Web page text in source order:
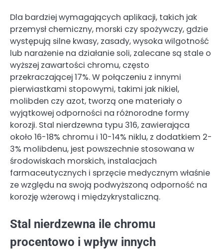
Dla bardziej wymagających aplikacji, takich jak
przemysł chemiczny, morski czy spożywczy, gdzie
występują silne kwasy, zasady, wysoka wilgotność
lub narażenie na działanie soli, zalecane są stale o
wyższej zawartości chromu, często
przekraczającej 17%. W połączeniu z innymi
pierwiastkami stopowymi, takimi jak nikiel,
molibden czy azot, tworzą one materiały o
wyjątkowej odporności na różnorodne formy
korozji. Stal nierdzewna typu 316, zawierająca
około 16-18% chromu i 10-14% niklu, z dodatkiem 2-
3% molibdenu, jest powszechnie stosowana w
środowiskach morskich, instalacjach
farmaceutycznych i sprzęcie medycznym właśnie
ze względu na swoją podwyższoną odporność na
korozję wżerową i międzykrystaliczną.
Stal nierdzewna ile chromu
procentowo i wpływ innych